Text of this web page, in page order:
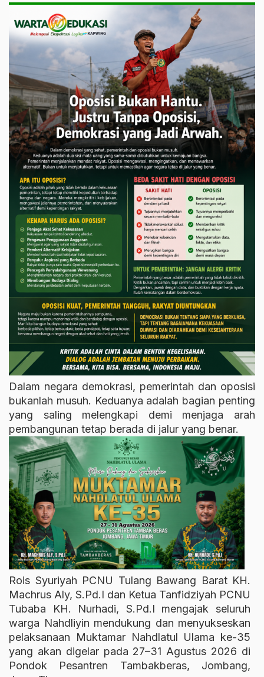
Dalam negara demokrasi, pemerintah dan oposisi
bukanlah musuh. Keduanya adalah bagian penting
yang saling melengkapi demi menjaga arah
pembangunan tetap berada di jalur yang benar.
Rois Syuriyah PCNU Tulang Bawang Barat KH.
Machrus Aly, S.Pd.I dan Ketua Tanfidziyah PCNU
Tubaba KH. Nurhadi, S.Pd.I mengajak seluruh
warga Nahdliyin mendukung dan menyukseskan
pelaksanaan Muktamar Nahdlatul Ulama ke-35
yang akan digelar pada 27–31 Agustus 2026 di
Pondok Pesantren Tambakberas, Jombang,